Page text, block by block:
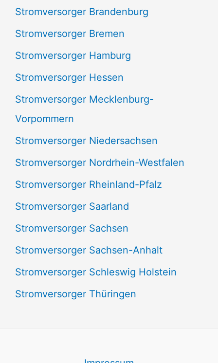
Stromversorger Brandenburg
Stromversorger Bremen
Stromversorger Hamburg
Stromversorger Hessen
Stromversorger Mecklenburg-
Vorpommern
Stromversorger Niedersachsen
Stromversorger Nordrhein-Westfalen
Stromversorger Rheinland-Pfalz
Stromversorger Saarland
Stromversorger Sachsen
Stromversorger Sachsen-Anhalt
Stromversorger Schleswig Holstein
Stromversorger Thüringen